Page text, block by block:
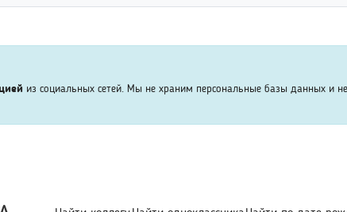
находить нужных людей за пределами страны
из социальных сетей. Мы не храним персональные базы данных и